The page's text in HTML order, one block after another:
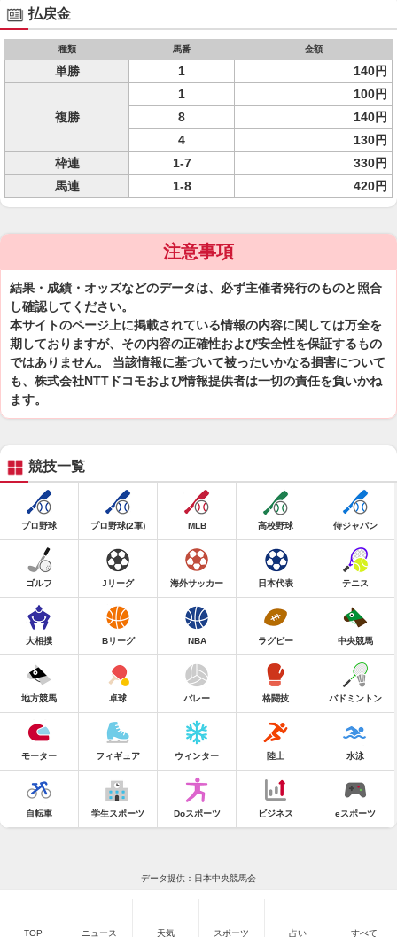
払戻金
種類 馬番 金額
単勝 1 140円
複勝
1
100円
8
140円
4
130円
枠連
1-7
330円
馬連
1-8 420円
注意事項
結果・成績・オッズなどのデータは、必ず主催者発行のものと照合
し確認してください。
本サイトのページ上に掲載されている情報の内容に関しては万全を
期しておりますが、その内容の正確性および安全性を保証するもの
ではありません。 当該情報に基づいて被ったいかなる損害について
も、株式会社NTTドコモおよび情報提供者は一切の責任を負いかね
ます。
競技一覧
プロ野球 プロ野球(2軍) MLB 高校野球 侍ジャパン
ゴルフ Jリーグ 海外サッカー 日本代表 テニス
大相撲 Bリーグ NBA ラグビー 中央競馬
地方競馬 卓球 バレー 格闘技 バドミントン
モーター フィギュア ウィンター 陸上 水泳
自転車 学生スポーツ Doスポーツ ビジネス eスポーツ
データ提供：日本中央競馬会
TOP ニュース 天気 スポーツ 占い すべて